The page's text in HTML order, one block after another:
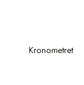
Kronometret